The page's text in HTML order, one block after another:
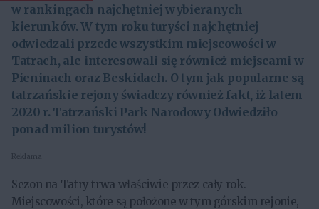
w rankingach najchętniej wybieranych
kierunków. W tym roku turyści najchętniej
odwiedzali przede wszystkim miejscowości w
Tatrach, ale interesowali się również miejscami w
Pieninach oraz Beskidach. O tym jak popularne są
tatrzańskie rejony świadczy również fakt, iż latem
2020 r. Tatrzański Park Narodowy Odwiedziło
ponad milion turystów!
Reklama
Sezon na Tatry trwa właściwie przez cały rok.
Miejscowości, które są położone w tym górskim rejonie,